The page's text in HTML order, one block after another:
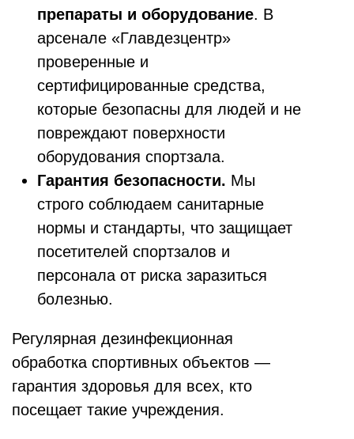
препараты и оборудование. В
арсенале «Главдезцентр»
проверенные и
сертифицированные средства,
которые безопасны для людей и не
повреждают поверхности
оборудования спортзала.
Гарантия безопасности. Мы
строго соблюдаем санитарные
нормы и стандарты, что защищает
посетителей спортзалов и
персонала от риска заразиться
болезнью.
Регулярная дезинфекционная
обработка спортивных объектов —
гарантия здоровья для всех, кто
посещает такие учреждения.